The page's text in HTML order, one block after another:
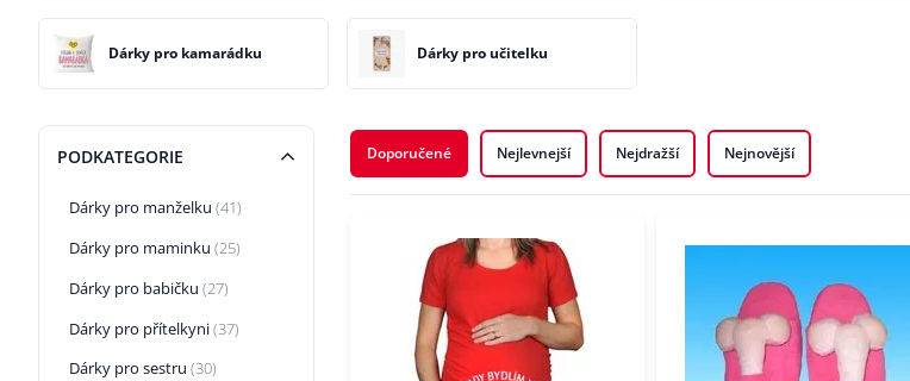
Dárky pro kamarádku Dárky pro učitelku
PODKATEGORIE
Dárky pro manželku (41)
Dárky pro maminku (25)
Dárky pro babičku (27)
Dárky pro přítelkyni(37)
Dárky pro sestru (30)
Doporučené Nejlevnejší Nejdražší Nejnovější